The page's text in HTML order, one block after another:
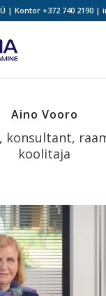
| Kontor+372 740 2190 |
Aino Vooro
konsultant,
koolitaja